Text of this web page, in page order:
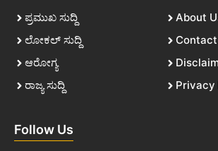
ಪ್ರಮುಖ ಸುದ್ದಿ
ಲೋಕಲ್ ಸುದ್ದಿ
ಆರೋಗ್ಯ
ರಾಜ್ಯ ಸುದ್ದಿ
About
Privacy
Follow Us